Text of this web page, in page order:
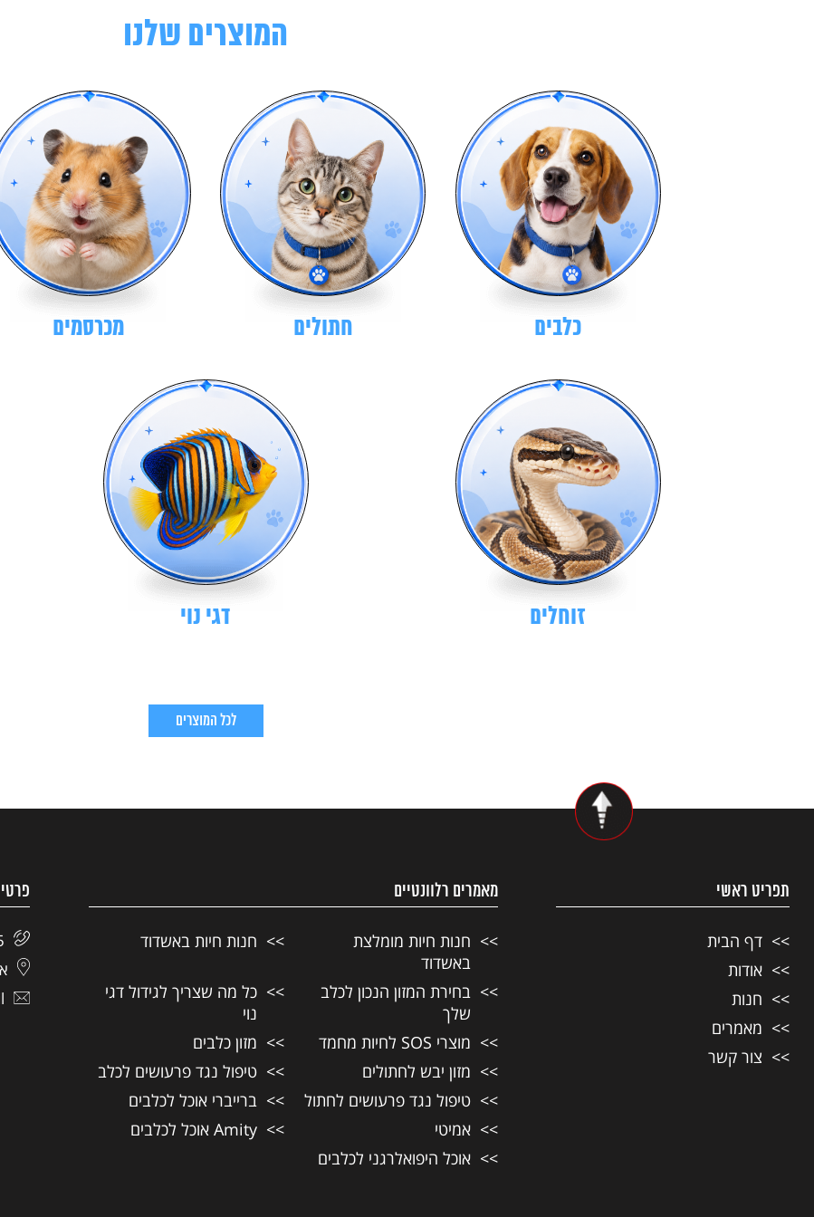
המוצרים שלנו
כלבים חתולים מכרסמים
זוחלים דגי נוי
לכל המוצרים
תפריט ראשי
דף הבית
אודות
חנות
מאמרים
צור קשר
מאמרים רלוונטיים
חנות חיות מומלצת
באשדוד
חנות חיות באשדוד
בחירת המזון הנכון לכלב
שלך
כל מה שצריך לגידול דגי
נוי
מוצרי SOS לחיות מחמד
מזון כלבים
מזון יבש לחתולים
טיפול נגד פרעושים לכלב
טיפול נגד פרעושים לחתול
ברייברי אוכל לכלבים
אמיטי
Amity אוכל לכלבים
אוכל היפואלרגני לכלבים